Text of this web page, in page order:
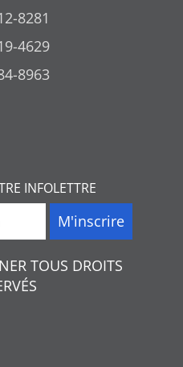
8281
4629
8963
INFOLETTRE
TOUS DROITS